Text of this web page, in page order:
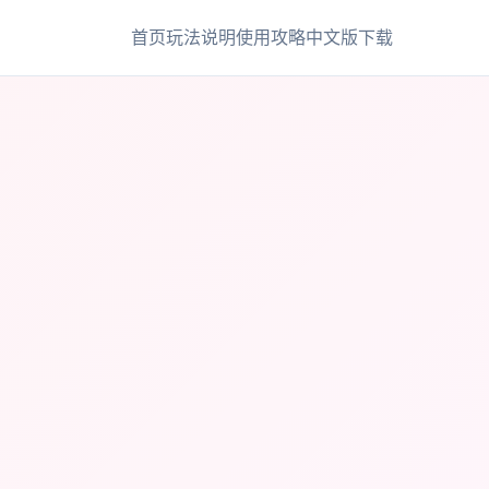
首页玩法说明使用攻略中文版下载